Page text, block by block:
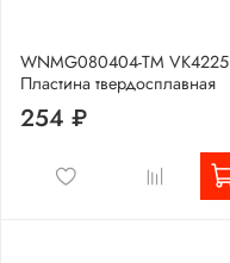
WNMG080404-TM VK4225
Пластина твердосплавная
254 ₽